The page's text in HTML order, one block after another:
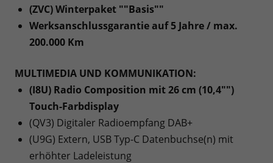
(ZVC) Winterpaket ""Basis""
Werksanschlussgarantie auf 5 Jahre / max.
200.000 Km
MULTIMEDIA UND KOMMUNIKATION:
(I8U) Radio Composition mit 26 cm (10,4"")
Touch-Farbdisplay
(QV3) Digitaler Radioempfang DAB+
(U9G) Extern, USB Typ-C Datenbuchse(n) mit
erhöhter Ladeleistung